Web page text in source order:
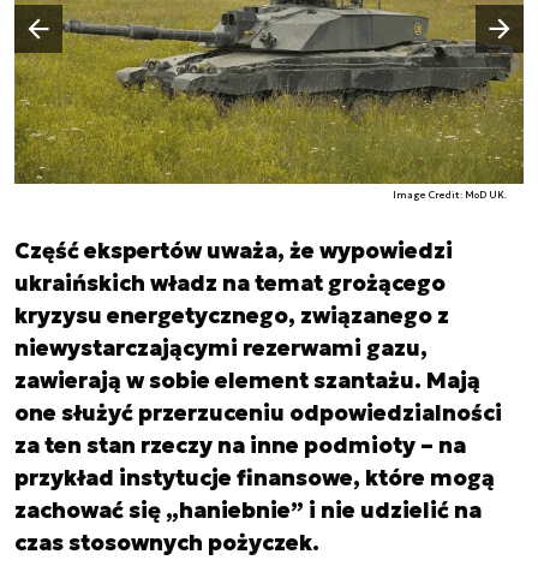
Image Credit: MoD UK.
Poprzedni slajd
Następny slajd
Część ekspertów uważa, że wypowiedzi
ukraińskich władz na temat grożącego
kryzysu energetycznego, związanego z
niewystarczającymi rezerwami gazu,
zawierają w sobie element szantażu. Mają
one służyć przerzuceniu odpowiedzialności
za ten stan rzeczy na inne podmioty – na
przykład instytucje finansowe, które mogą
zachować się „haniebnie” i nie udzielić na
czas stosownych pożyczek.